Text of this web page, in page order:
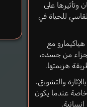
وتأثيرها على
للحياة في
مع
من جسده،
هزيمتها.
والتشويق،
خاصة عندما يكون